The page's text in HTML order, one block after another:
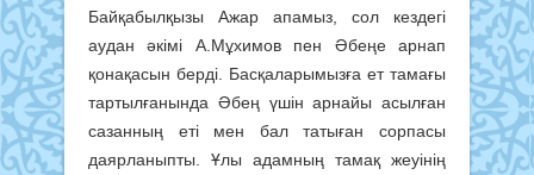
Байқабылқызы Ажар апамыз, сол кездегі
аудан әкімі А.Мұхимов пен Әбеңе арнап
қонақасын берді. Басқаларымызға ет тамағы
тартылғанында Әбең үшін арнайы асылған
сазанның еті мен бал татыған сорпасы
даярланыпты. Ұлы адамның тамақ жеуінің